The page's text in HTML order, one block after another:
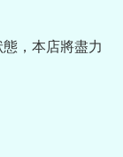
，本店將盡力